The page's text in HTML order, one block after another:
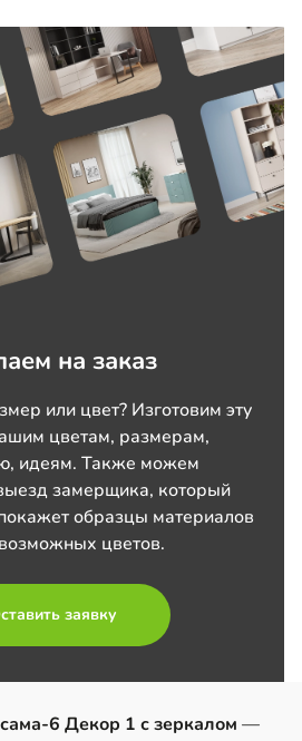
на заказ
или цвет? Изготовим эту
цветам, размерам,
идеям. Также можем
замерщика, который
образцы материалов
цветов.
заявку
6 Декор 1 с зеркалом —